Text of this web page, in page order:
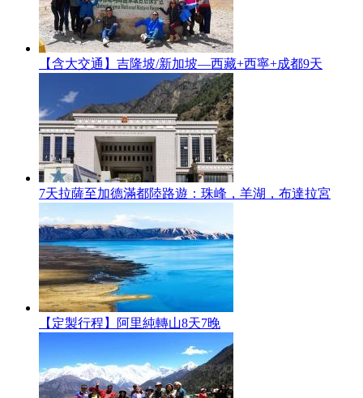
【含大交通】吉隆坡/新加坡—西藏+西寧+成都9天
7天拉薩至加德滿都陸路遊：珠峰，羊湖，布達拉宮
【定製行程】阿里純轉山8天7晚